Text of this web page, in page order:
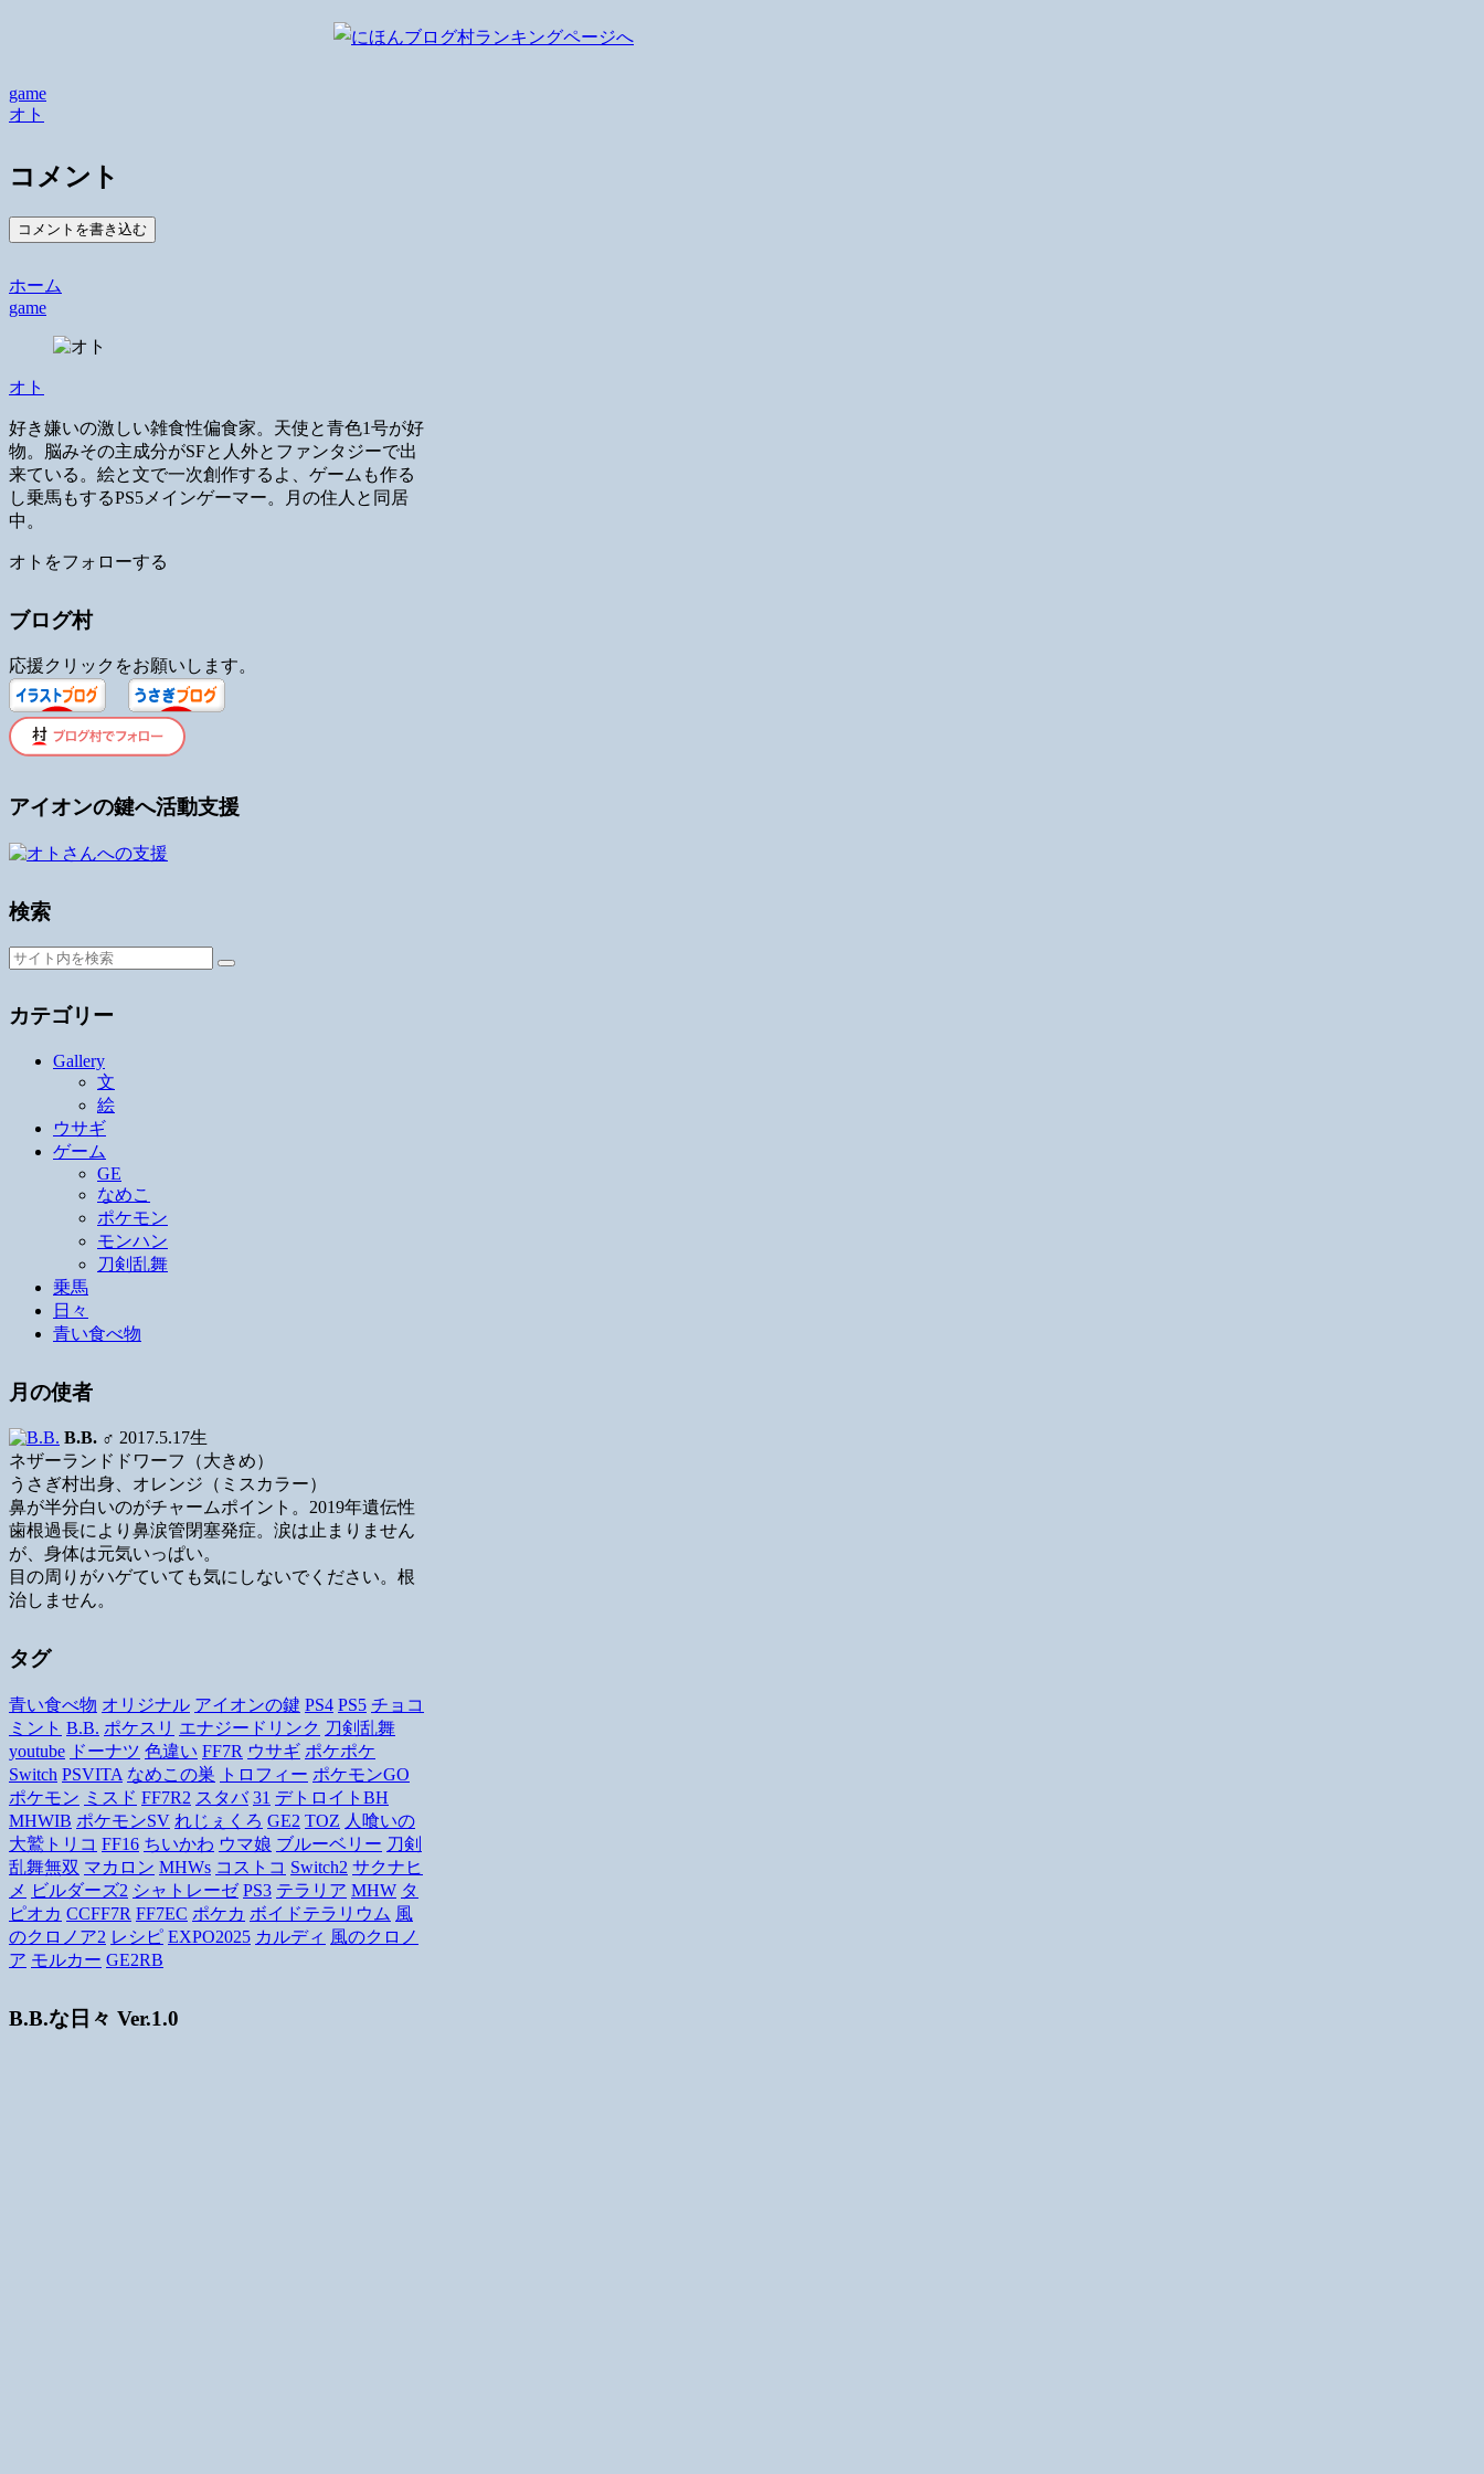
game
オト
コメント
コメントを書き込む
ホーム
game
オト
好き嫌いの激しい雑食性偏食家。天使と青色1号が好
物。脳みその主成分がSFと人外とファンタジーで出
来ている。絵と文で一次創作するよ、ゲームも作る
し乗馬もするPS5メインゲーマー。月の住人と同居
中。
オトをフォローする
ブログ村
応援クリックをお願いします。
アイオンの鍵へ活動支援
検索
カテゴリー
Gallery
文
絵
ウサギ
ゲーム
GE
なめこ
ポケモン
モンハン
刀剣乱舞
乗馬
日々
青い食べ物
月の使者
B.B. ♂ 2017.5.17生
ネザーランドドワーフ（大きめ）
うさぎ村出身、オレンジ（ミスカラー）
鼻が半分白いのがチャームポイント。2019年遺伝性
歯根過長により鼻涙管閉塞発症。涙は止まりません
が、身体は元気いっぱい。
目の周りがハゲていても気にしないでください。根
治しません。
タグ
青い食べ物 オリジナル アイオンの鍵 PS4 PS5 チョコ
ミント B.B. ポケスリ エナジードリンク 刀剣乱舞
youtube ドーナツ 色違い FF7R ウサギ ポケポケ
Switch PSVITA なめこの巣 トロフィー ポケモンGO
ポケモン ミスド FF7R2 スタバ 31 デトロイトBH
MHWIB ポケモンSV れじぇくろ GE2 TOZ 人喰いの
大鷲トリコ FF16 ちいかわ ウマ娘 ブルーベリー 刀剣
乱舞無双 マカロン MHWs コストコ Switch2 サクナヒ
メ ビルダーズ2 シャトレーゼ PS3 テラリア MHW タ
ピオカ CCFF7R FF7EC ポケカ ボイドテラリウム 風
のクロノア2 レシピ EXPO2025 カルディ 風のクロノ
ア モルカー GE2RB
B.B.な日々 Ver.1.0